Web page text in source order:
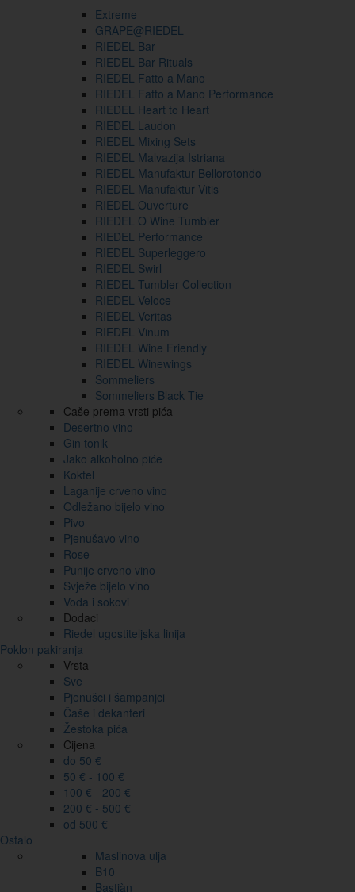
Extreme
GRAPE@RIEDEL
RIEDEL Bar
RIEDEL Bar Rituals
RIEDEL Fatto a Mano
RIEDEL Fatto a Mano Performance
RIEDEL Heart to Heart
RIEDEL Laudon
RIEDEL Mixing Sets
RIEDEL Malvazija Istriana
RIEDEL Manufaktur Bellorotondo
RIEDEL Manufaktur Vitis
RIEDEL Ouverture
RIEDEL O Wine Tumbler
RIEDEL Performance
RIEDEL Superleggero
RIEDEL Swirl
RIEDEL Tumbler Collection
RIEDEL Veloce
RIEDEL Veritas
RIEDEL Vinum
RIEDEL Wine Friendly
RIEDEL Winewings
Sommeliers
Sommeliers Black Tie
Čaše prema vrsti pića
Desertno vino
Gin tonik
Jako alkoholno piće
Koktel
Laganije crveno vino
Odležano bijelo vino
Pivo
Pjenušavo vino
Rose
Punije crveno vino
Svježe bijelo vino
Voda i sokovi
Dodaci
Riedel ugostiteljska linija
Poklon pakiranja
Vrsta
Sve
Pjenušci i šampanjci
Čaše i dekanteri
Žestoka pića
Cijena
do 50 €
50 € - 100 €
100 € - 200 €
200 € - 500 €
od 500 €
Ostalo
Maslinova ulja
B10
Bastiàn